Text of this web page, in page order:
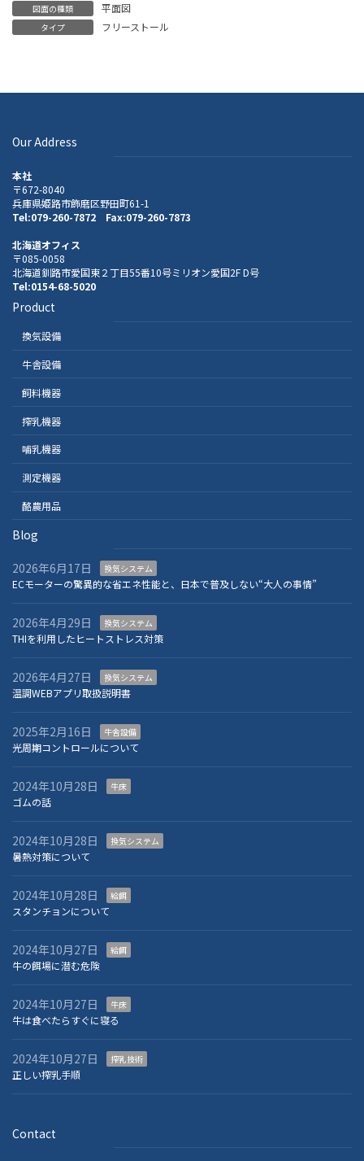
図面の種類 平面図
タイプ フリーストール
Our Address
本社
〒672-8040
兵庫県姫路市飾磨区野田町61-1
Tel:079-260-7872 Fax:079-260-7873
北海道オフィス
〒085-0058
北海道釧路市愛国東２丁目55番10号ミリオン愛国2F D号
Tel:0154-68-5020
Product
換気設備
牛舎設備
飼料機器
搾乳機器
哺乳機器
測定機器
酪農用品
Blog
2026年6月17日 換気システム
ECモーターの驚異的な省エネ性能と、日本で普及しない“大人の事情”
2026年4月29日 換気システム
THIを利用したヒートストレス対策
2026年4月27日 換気システム
温調WEBアプリ取扱説明書
2025年2月16日 牛舎設備
光周期コントロールについて
2024年10月28日 牛床
ゴムの話
2024年10月28日 換気システム
暑熱対策について
2024年10月28日 給餌
スタンチョンについて
2024年10月27日 給餌
牛の餌場に潜む危険
2024年10月27日 牛床
牛は食べたらすぐに寝る
2024年10月27日 搾乳技術
正しい搾乳手順
Contact